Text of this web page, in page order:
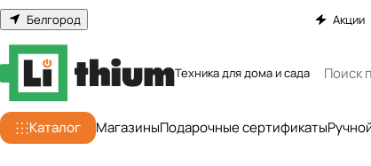
Белгород Акции
Техника для дома и сада
Каталог МагазиныПодарочные сертификаты